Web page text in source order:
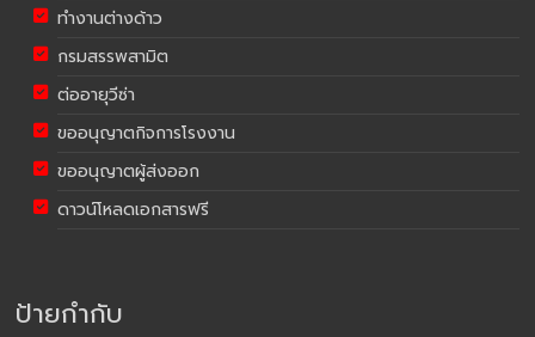
ทำงานต่างด้าว
กรมสรรพสามิต
ต่ออายุวีซ่า
ขออนุญาตกิจการโรงงาน
ขออนุญาตผู้ส่งออก
ดาวน์โหลดเอกสารฟรี
ป้ายกำกับ